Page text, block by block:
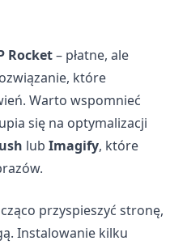
Rocket– płatne, ale
które
Warto wspomnieć
się na optymalizacji
lub Imagify, które
przyspieszyć stronę,
Instalowanie kilku